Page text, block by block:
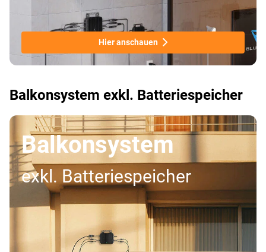
Hier anschauen
Balkonsystem exkl. Batteriespeicher
Balkonsystem
exkl. Batteriespeicher